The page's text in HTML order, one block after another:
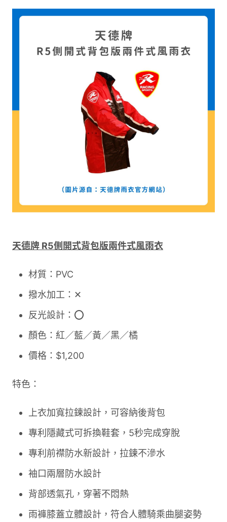
天德牌 R5側開式背包版兩件式風雨衣
材質：PVC
撥水加工：✕
反光設計：⭕
顏色：紅／藍／黃／黑／橘
價格：$1,200
特色：
上衣加寬拉鍊設計，可容納後背包
專利隱藏式可拆換鞋套，5秒完成穿脫
專利前襟防水新設計，拉鍊不滲水
袖口兩層防水設計
背部透氣孔，穿著不悶熱
雨褲膝蓋立體設計，符合人體騎乘曲腿姿勢